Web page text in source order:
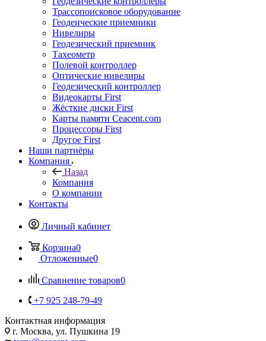
Трассопоисковое оборудование
Геодеические приемники
Нивелиры
Геодезический приемник
Тахеометр
Полевой контроллер
Оптические нивелиры
Геодезический контроллер
Видеокарты First
Жёсткие диски First
Карты памяти Ceacent.com
Процессоры First
Другое First
Наши партнёры
Компания
Назад
Компания
О компании
Контакты
Личный кабинет
Корзина0
Отложенные0
Сравнение товаров0
+7 925 248-79-49
Контактная информация
г. Москва, ул. Пушкина 19